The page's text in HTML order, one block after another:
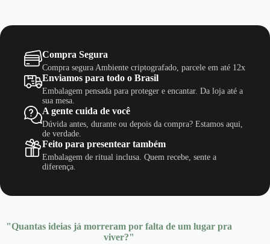
Compra Segura
Compra segura Ambiente criptografado, parcele em até 12x
Enviamos para todo o Brasil
Embalagem pensada para proteger e encantar. Da loja até a
sua mesa.
A gente cuida de você
Dúvida antes, durante ou depois da compra? Estamos aqui,
de verdade.
Feito para presentear também
Embalagem de ritual inclusa. Quem recebe, sente a
diferença.
"Quantas ideias já morreram por falta de um lugar pra
viver?"